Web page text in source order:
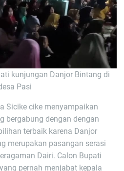
kunjungan Danjor Bintang di
Pasi
Sicike cike menyampaikan
bergabung dengan dengan
terbaik karena Danjor
merupakan pasangan serasi
Dairi. Calon Bupati
pernah menjabat kepala